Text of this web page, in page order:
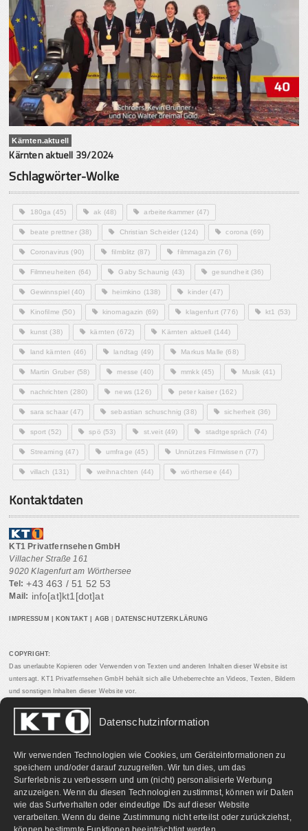
Datenschutzinformation
Wir verwenden Technologien wie Cookies, um Geräteinformationen zu
speichern und/oder darauf zuzugreifen. Wir tun dies, um das
Surferlebnis zu verbessern und um (nicht) personalisierte Werbung
anzuzeigen. Wenn du diesen Technologien zustimmst, können wir Daten
wie das Surfverhalten oder eindeutige IDs auf dieser Website
verarbeiten. Wenn du deine Zustimmung nicht erteilst oder zurückziehst,
Kärnten.aktuell
Kärnten aktuell 39/2024
Schlagwörter-Wolke
180ga (45) ak (48) arbeiterkammer (47)
beate prettner(38) Christian Scheider (124) corona (69)
Coronavirus (90) filmblitz (87) filmmagazin (76)
Filmneuheiten (64) Gaby Schaunig (43) gesundheit(36)
Gewinnspiel (40) heimkino (138) kinder (47)
Kinofilme (50) kinomagazin (69) klagenfurt(776) kt1 (53)
kunst (38) kärnten (672) Kärnten aktuell (144)
land kärnten (46) landtag (49) Markus Malle (68)
Martin Gruber (58) messe (40) mmkk(45) Musik (41)
nachrichten (280) news(126) peter kaiser(162)
sara schaar (47) sebastian schuschnig (38) sicherheit (36)
sport (52) spö (53) st.veit(49) stadtgespräch (74)
Streaming (47) umfrage (45) Unnützes Filmwissen (77)
villach (131) weihnachten (44) wörthersee (44)
Kontaktdaten
KT1 Privatfernsehen GmbH
Villacher Straße 161
9020 Klagenfurt am Wörthersee
Tel: +43 463 / 51 52 53
Mail: info[at]kt1[dot]at
IMPRESSUM KONTAKT AGB DATENSCHUTZERKLÄRUNG
COPYRIGHT:
Das unerlaubte Kopieren oder Verwenden von Texten und anderen Inhalten dieser Website ist
untersagt. KT1 Privatfernsehen GmbH behält sich alle Urheberrechte an Videos, Texten, Bildern
und sonstigen Inhalten dieser Website vor.
PARTNERLINKS: